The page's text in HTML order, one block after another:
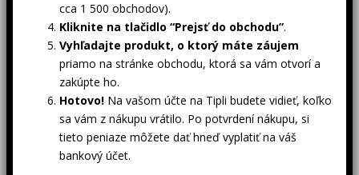
cca 1 500 obchodov).
Kliknite na tlačidlo “Prejsť do obchodu”.
Vyhľadajte produkt, o ktorý máte záujem
priamo na stránke obchodu, ktorá sa vám otvorí a
zakúpte ho.
Hotovo! Na vašom účte na Tipli budete vidieť, koľko
sa vám z nákupu vrátilo. Po potvrdení nákupu, si
tieto peniaze môžete dať hneď vyplatiť na váš
bankový účet.